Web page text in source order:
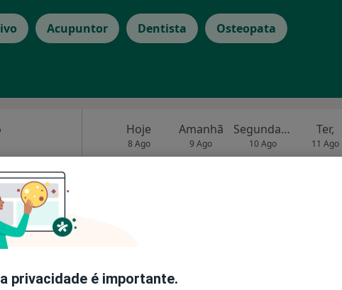
Acupuntor Dentista Osteopata
•Mapa
50 €
Hoje
8 Ago
Amanhã
9 Ago
Segunda-feira
10 Ago
Ter,
11 Ago
privacidade é importante.